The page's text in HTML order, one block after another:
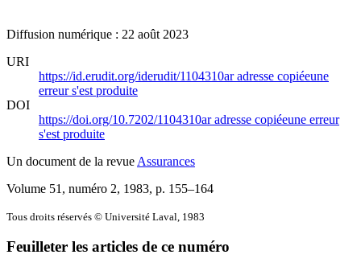
Diffusion numérique : 22 août 2023
URI
https://id.erudit.org/iderudit/1104310aradresse copiéeune
erreur s'est produite
DOI
https://doi.org/10.7202/1104310aradresse copiéeune erreur
s'est produite
Un document de la revue Assurances
Volume 51, numéro 2, 1983, p. 155–164
Tous droits réservés © Université Laval, 1983
Feuilleter les articles de ce numéro